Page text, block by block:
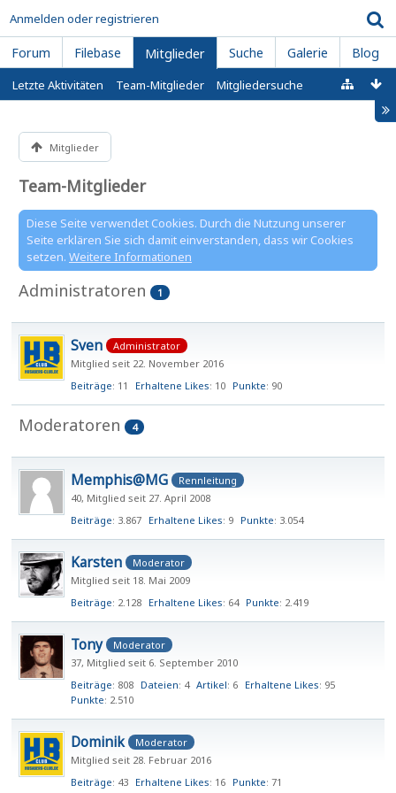
Anmelden oder registrieren
Forum Filebase Mitglieder Suche Galerie Blog
Letzte Aktivitäten Team-Mitglieder Mitgliedersuche
Mitglieder
Team-Mitglieder
Diese Seite verwendet Cookies. Durch die Nutzung unserer
Seite erklären Sie sich damit einverstanden, dass wir Cookies
setzen. Weitere Informationen
Administratoren 1
Sven
Administrator
Mitglied seit 22. November 2016
Beiträge 11 Erhaltene Likes 10 Punkte 90
Moderatoren 4
Memphis@MG
Rennleitung
40 Mitglied seit 27. April 2008
Beiträge 3.867 Erhaltene Likes 9 Punkte 3.054
Karsten
Moderator
Mitglied seit 18. Mai 2009
Beiträge 2.128 Erhaltene Likes 64 Punkte 2.419
Tony
Moderator
37 Mitglied seit 6. September 2010
Beiträge 808 Dateien 4 Artikel 6 Erhaltene Likes 95
Punkte 2.510
Dominik
Moderator
Mitglied seit 28. Februar 2016
Beiträge 43 Erhaltene Likes 16 Punkte 71